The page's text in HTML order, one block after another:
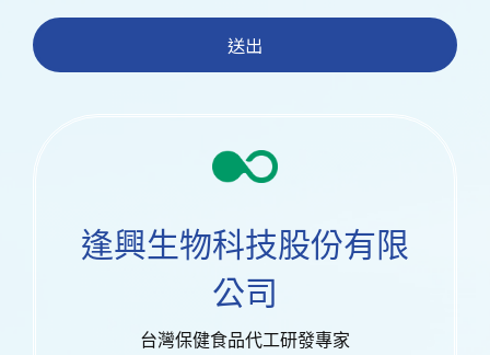
逢興生物科技股份有限
公司
台灣保健食品代工研發專家
送出